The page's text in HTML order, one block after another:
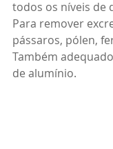
todos os níveis de
Para remover
pássaros, pólen,
Também
de alumínio.